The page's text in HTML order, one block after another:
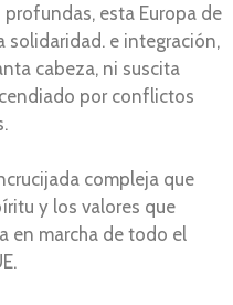
esta Europa de
solidaridad. e integración,
cabeza, ni suscita
por conflictos
compleja que
y los valores que
en marcha de todo el